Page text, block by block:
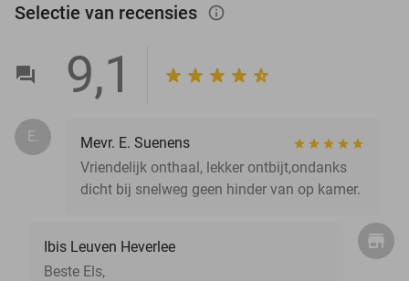
Selectie van recensies info_outlined
9,1
E.
Mevr. E. Suenens
Vriendelijk onthaal, lekker ontbijt,ondanks
dicht bij snelweg geen hinder van op kamer.
Ibis Leuven Heverlee
Beste Els,